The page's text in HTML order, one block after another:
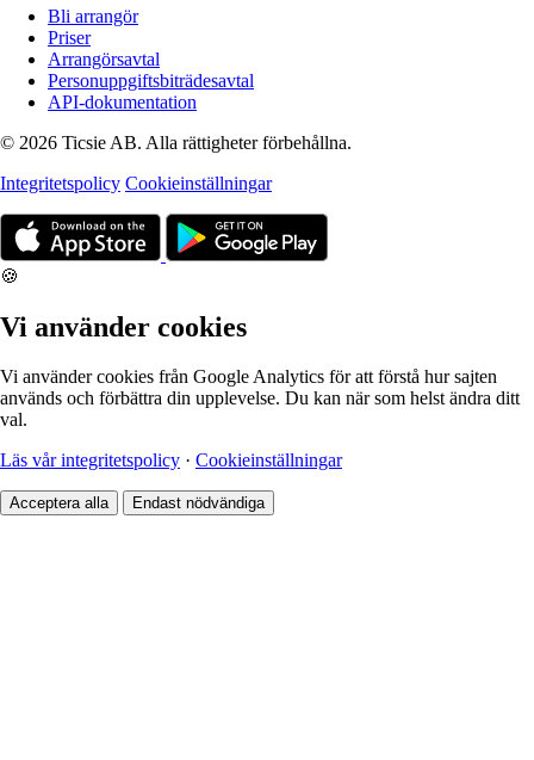
Bli arrangör
Priser
Arrangörsavtal
Personuppgiftsbiträdesavtal
API-dokumentation
© 2026 Ticsie AB. Alla rättigheter förbehållna.
Integritetspolicy Cookieinställningar
🍪
Vi använder cookies
Vi använder cookies från Google Analytics för att förstå hur sajten
används och förbättra din upplevelse. Du kan när som helst ändra ditt
val.
Läs vår integritetspolicy · Cookieinställningar
Acceptera alla Endast nödvändiga